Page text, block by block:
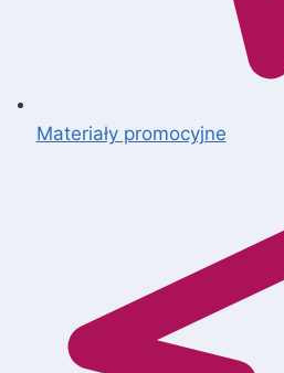
Materiały promocyjne